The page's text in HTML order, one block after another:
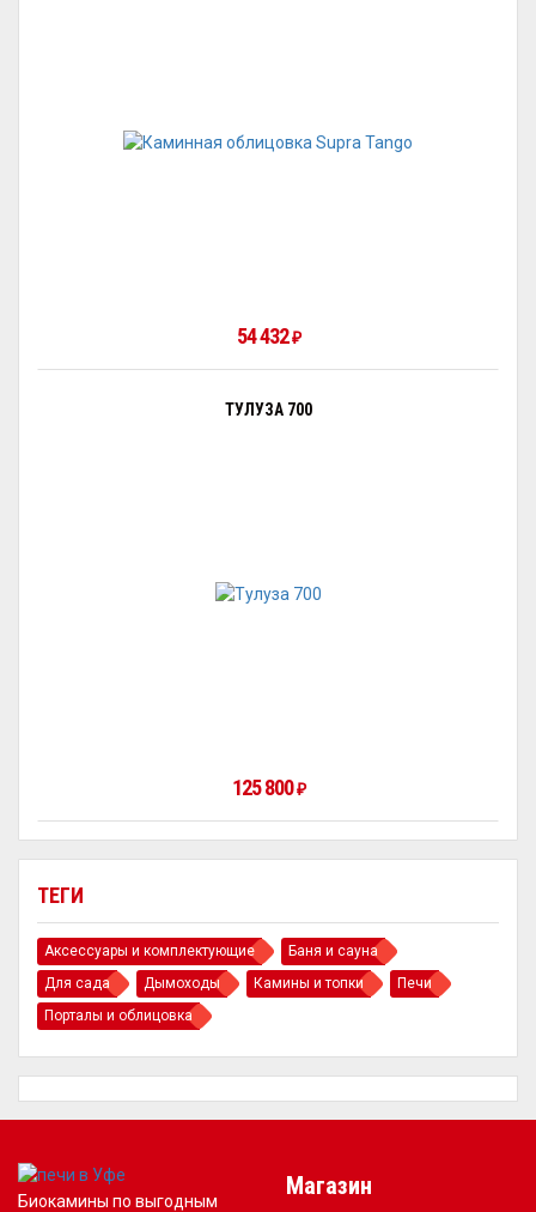
ТЕГИ
Аксессуары и комплектующие
Баня и сауна
Для сада
Дымоходы Камины и топки
Печи
Порталы и облицовка
54 432 ₽
ТУЛУЗА 700
125 800 ₽
Биокамины по выгодным
Магазин